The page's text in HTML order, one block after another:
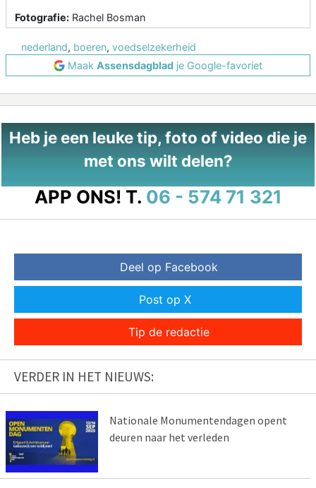
Fotografie: Rachel Bosman
nederland, boeren, voedselzekerheid
Maak Assensdagblad je Google-favoriet
Heb je een leuke tip, foto of video die je
met ons wilt delen?
APP ONS! T. 06 - 574 71 321
Deel op Facebook
Post op X
Tip de redactie
VERDER IN HET NIEUWS:
Nationale Monumentendagen opent
deuren naar het verleden